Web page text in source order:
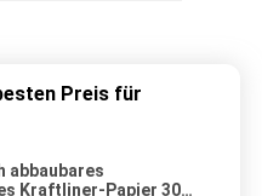
Preis für
abbaubares
Kraftliner-Papier 30